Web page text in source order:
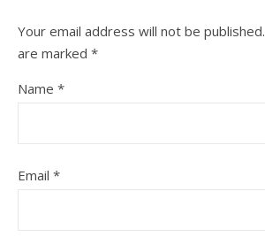
Your email address will not be published.
are marked *
Name *
Email *